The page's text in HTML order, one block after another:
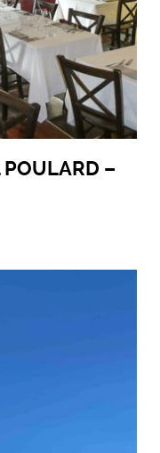
POULARD –